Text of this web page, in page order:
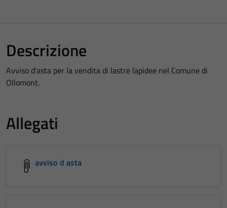
Descrizione
Avviso d’asta per la vendita di lastre lapidee nel Comune di
Ollomont.
Allegati
avviso d asta